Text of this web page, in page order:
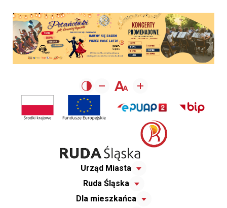
Urząd Miasta
Ruda Śląska
Dla mieszkańca